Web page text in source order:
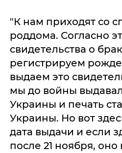
"К нам приходят со
роддома. Согласно
свидетельства о
регистрируем
выдаем это
мы до войны
Украины и печать
Украины. Но вот
дата выдачи и если
после 21 ноября,